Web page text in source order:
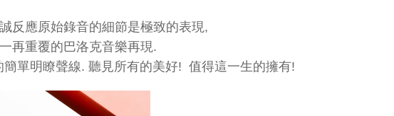
反應原始錄音的細節是極致的表現,
再重覆的巴洛克音樂再現.
單明瞭聲線. 聽見所有的美好! 值得這一生的擁有!